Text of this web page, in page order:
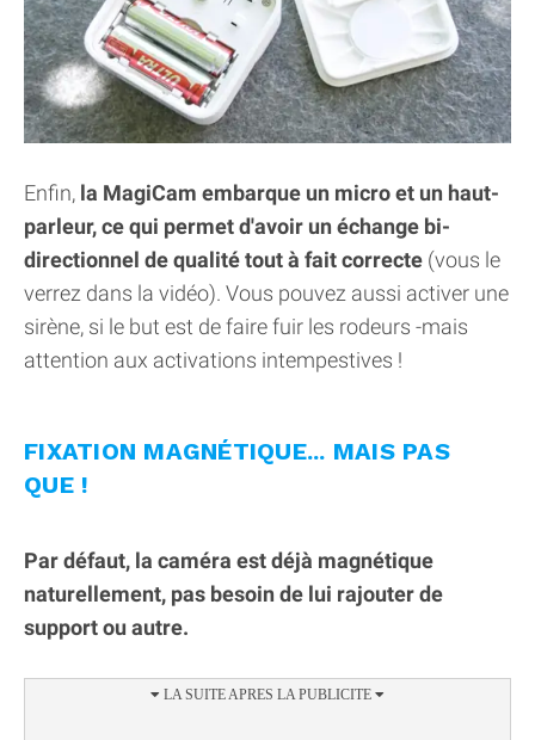
Enfin, la MagiCam embarque un micro et un haut-
parleur, ce qui permet d'avoir un échange bi-
directionnel de qualité tout à fait correcte (vous le
verrez dans la vidéo). Vous pouvez aussi activer une
sirène, si le but est de faire fuir les rodeurs -mais
attention aux activations intempestives !
FIXATION MAGNÉTIQUE... MAIS PAS
QUE !
Par défaut, la caméra est déjà magnétique
naturellement, pas besoin de lui rajouter de
support ou autre.